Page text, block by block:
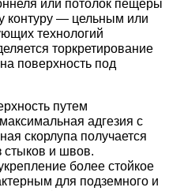
или потолок пещеры
контуру — цельным или
технологий
торкретирование
поверхность под
путем
адгезия с
скорлупа получается
и швов.
более стойкое
для подземного и